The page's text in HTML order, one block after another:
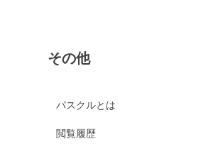
その他
パスクルとは
閲覧履歴